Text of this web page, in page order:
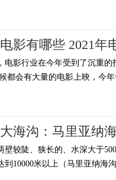
影有哪些 2021年
电影行业在今年受到了沉重
都会有大量的电影上映，今
海沟：马里亚纳
壁较陡、狭长的、水深大于
到10000米以上（马里亚纳海